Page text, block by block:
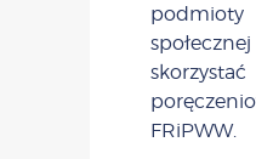
FRiPWW.